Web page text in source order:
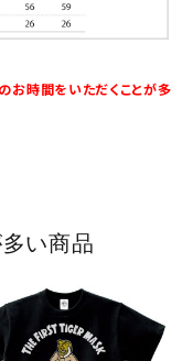
お時間をいただくことが多
い商品